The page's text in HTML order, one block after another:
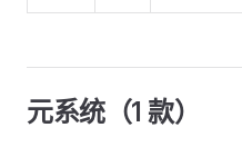
元系统（1 款）